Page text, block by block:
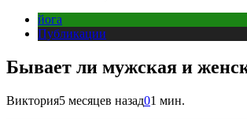
йога
Публикации
Бывает ли мужская и
Виктория5 месяцев назад01 мин.